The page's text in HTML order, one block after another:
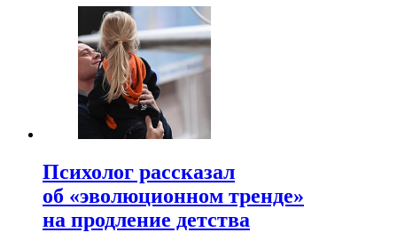
Психолог рассказал
об «эволюционном тренде»
на продление детства